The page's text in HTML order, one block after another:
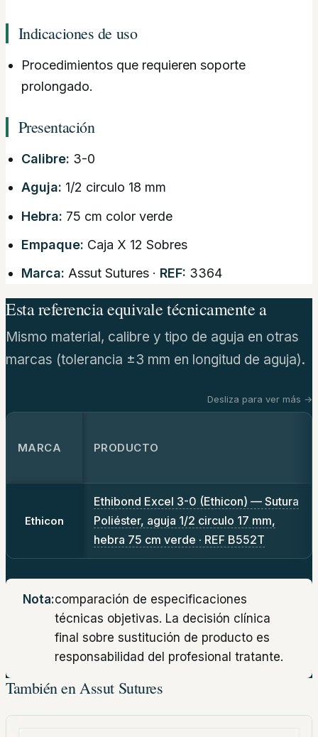
Indicaciones de uso
Procedimientos que requieren soporte
prolongado.
Presentación
Calibre: 3-0
Aguja: 1/2 circulo 18 mm
Hebra: 75 cm color verde
Empaque: Caja X 12 Sobres
Marca: Assut Sutures · REF: 3364
Esta referencia equivale técnicamente a
Mismo material, calibre y tipo de aguja en otras
marcas (tolerancia ±3 mm en longitud de aguja).
Desliza para ver más →
MARCA PRODUCTO
Ethicon
Ethibond Excel 3-0 (Ethicon) — Sutura
Poliéster, aguja 1/2 circulo 17 mm,
hebra 75 cm verde · REF B552T
Nota:comparación de especificaciones
técnicas objetivas. La decisión clínica
final sobre sustitución de producto es
responsabilidad del profesional tratante.
También en Assut Sutures